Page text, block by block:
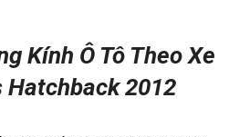
Kính Ô Tô Theo Xe
Hatchback 2012